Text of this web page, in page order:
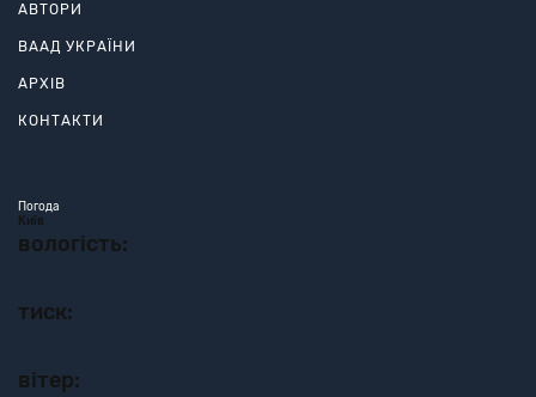
АВТОРИ
ВААД УКРАЇНИ
АРХІВ
КОНТАКТИ
Погода
Київ
вологість:
тиск:
вітер: